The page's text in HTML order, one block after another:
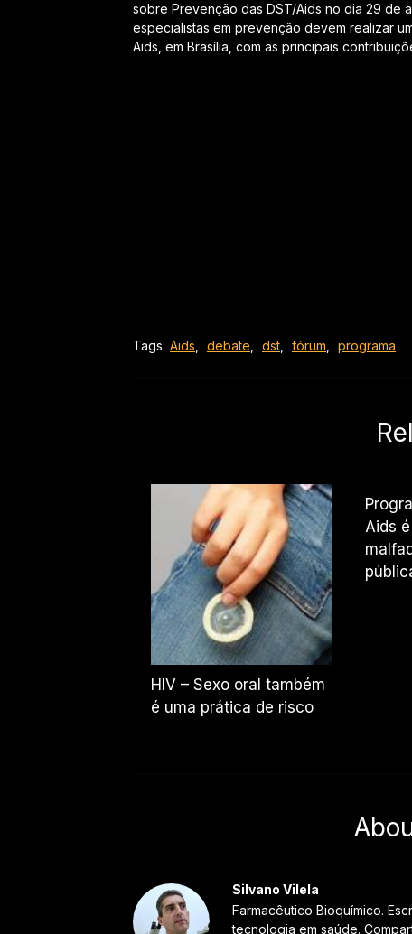
sobre Prevenção das DST/Aids no dia 29 de
especialistas em prevenção devem realizar
Aids, em Brasília, com as principais
Tags: Aids debate dst fórum programa
HIV – Sexo oral também
é uma prática de risco
Aids
Silvano Vilela
Farmacêutico Bioquímico.
tecnologia em saúde.